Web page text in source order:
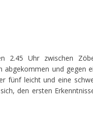
2.45 Uhr zwischen
abgekommen und gegen
fünf leicht und eine
den ersten